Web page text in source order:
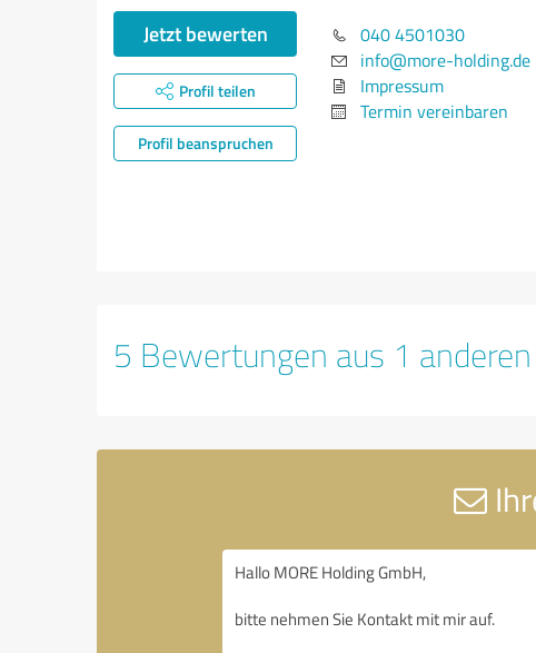
Jetzt bewerten
Profil teilen
Profil beanspruchen
040 4501030
info@more-holding.de
Impressum
Termin vereinbaren
5 Bewertungen aus 1